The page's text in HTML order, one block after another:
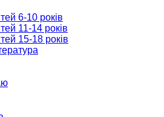
6-10 років
11-14 років
15-18 років